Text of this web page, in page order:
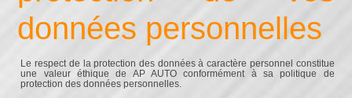
données personnelles
Le respect de la protection des données à caractère personnel constitue
une valeur éthique de AP AUTO conformément à sa politique de
protection des données personnelles.